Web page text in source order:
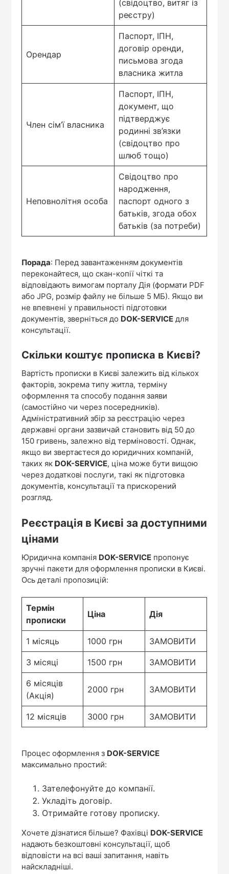
(свідоцтво, витяг із
реєстру)
Орендар
Паспорт, ІПН,
договір оренди,
письмова згода
власника житла
Член сім’ї власника
Паспорт, ІПН,
документ, що
підтверджує
родинні зв’язки
(свідоцтво про
шлюб тощо)
Неповнолітня особа
Свідоцтво про
народження,
паспорт одного з
батьків, згода обох
батьків (за потреби)
Порада: Перед завантаженням документів
переконайтеся, що скан-копії чіткі та
відповідають вимогам порталу Дія (формати PDF
або JPG, розмір файлу не більше 5 МБ). Якщо ви
не впевнені у правильності підготовки
документів, зверніться до DOK-SERVICE для
консультації.
Скільки коштує прописка в Києві?
Вартість прописки в Києві залежить від кількох
факторів, зокрема типу житла, терміну
оформлення та способу подання заяви
(самостійно чи через посередників).
Адміністративний збір за реєстрацію через
державні органи зазвичай становить від 50 до
150 гривень, залежно від терміновості. Однак,
якщо ви звертаєтеся до юридичних компаній,
таких як DOK-SERVICE, ціна може бути вищою
через додаткові послуги, такі як підготовка
документів, консультації та прискорений
розгляд.
Реєстрація в Києві за доступними
цінами
Юридична компанія DOK-SERVICE пропонує
зручні пакети для оформлення прописки в Києві.
Ось деталі пропозицій:
Термін
прописки
Ціна Дія
1 місяць 1000 грн ЗАМОВИТИ
3 місяці 1500 грн ЗАМОВИТИ
6 місяців
(Акція)
2000 грн ЗАМОВИТИ
12 місяців 3000 грн ЗАМОВИТИ
Процес оформлення з DOK-SERVICE
максимально простий:
Зателефонуйте до компанії.
Укладіть договір.
Отримайте готову прописку.
Хочете дізнатися більше? Фахівці DOK-SERVICE
надають безкоштовні консультації, щоб
відповісти на всі ваші запитання, навіть
найскладніші.